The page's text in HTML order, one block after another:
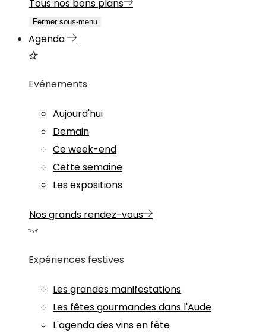
Tous nos bons plans
Fermer sous-menu
Agenda
Evénements
Aujourd'hui
Demain
Ce week-end
Cette semaine
Les expositions
Nos grands rendez-vous
Expériences festives
Les grandes manifestations
Les fêtes gourmandes dans l'Aude
L'agenda des vins en fête